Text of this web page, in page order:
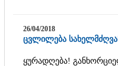
26/04/2018
ცვლილება
ყურადღება!